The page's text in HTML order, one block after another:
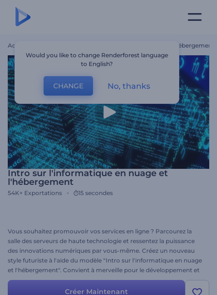
Accueil Intro Sur L'informatique En Nuage Et L'hébergement
Intro sur l'informatique en nuage et
l'hébergement
54K+ Exportations 15 secondes
Vous souhaitez promouvoir vos services en ligne ? Parcourez la
salle des serveurs de haute technologie et ressentez la puissance
des innovations numériques par vous-même. Créez un nouveau
style futuriste à l'aide du modèle "Intro sur l'informatique en nuage
et l'hébergement". Convient à merveille pour le développement et
l'hébergement de sites web, les vidéos de haute technologie,
l'informatique en nuage et les services de communication, ainsi
Créer Maintenant
Would you like to change Renderforest language
to English?
CHANGE No, thanks